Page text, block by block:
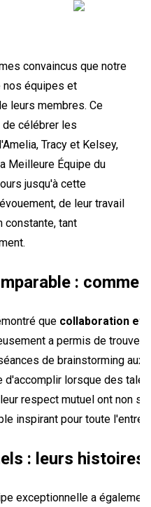
convaincus que notre
nos équipes et
leurs membres. Ce
célébrer les
Tracy et Kelsey,
Meilleure Équipe du
jusqu'à cette
de leur travail
constante, tant
:
que collaboration et
a permis de
de brainstorming
lorsque des
respect mutuel ont non
inspirant pour toute
: leurs histoires
exceptionnelle a